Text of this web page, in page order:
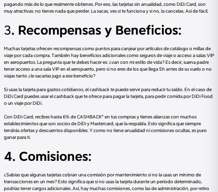
pagando más de lo que realmente obtienes. Por eso, las tarjetas sin anualidad, como DiDi Card, son
muy atractivas: no tienes nada que perder. La sacas, ves si te funciona y si no, la cancelas. Así de fácil.
3. Recompensas y Beneficios:
Muchas tarjetas ofrecen recompensas como puntos para canjear por artículos de catálogo o millas de
viaje por cada compra. También hay beneficios adicionales como seguros de viaje o acceso a salas VIP
en aeropuertos. La pregunta que te debes hacer es: ¿van con mi estilo de vida? Es decir, suena padre
tener acceso a una sala VIP en el aeropuerto, pero si no eres de los que llega 5h antes de su vuelo o no
viajas tanto ¿le sacarías jugo a ese beneficio?
Si usas la tarjeta para gastos cotidianos, el cashback te puede servir para reducir tu saldo. En el caso de
DiDi Card puedes usar el cashback que te ofrece para pagar la tarjeta, para pedir comida por DiDi Food
o un viaje por DiDi.
Con DiDi Card, recibes hasta 6% de CASHBACK* en tus compras y tienes alianzas con muchos
establecimientos que son socios de DiDi y Mastercard, que la respalda. Esto significa que siempre
tendrás ofertas y descuentos disponibles. Y como no tiene anualidad ni comisiones ocultas, es puro
ganar para ti.
4. Comisiones:
¿Sabías que algunas tarjetas cobran una comisión por mantenimiento si no la usas un mínimo de
transacciones en un mes? Esto significa que si no usas la tarjeta durante un período determinado,
podrías tener cargos adicionales. Así, hay muchas comisiones, como las de administración, por retiro